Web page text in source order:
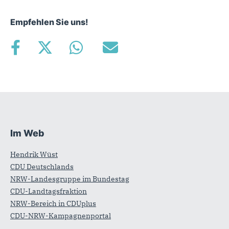
Empfehlen Sie uns!
Fußbereich
Im Web
Hendrik Wüst
CDU Deutschlands
NRW-Landesgruppe im Bundestag
CDU-Landtagsfraktion
NRW-Bereich in CDUplus
CDU-NRW-Kampagnenportal